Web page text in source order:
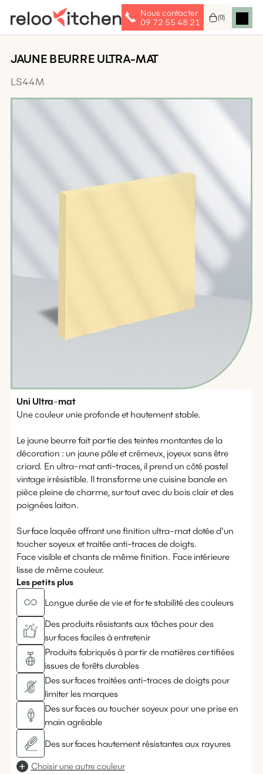
Nous contacter
09 72 55 48 21
(0)
JAUNE BEURRE ULTRA-MAT
LS44M
Uni Ultra-mat
Une couleur unie profonde et hautement stable.
Le jaune beurre fait partie des teintes montantes de la
décoration : un jaune pâle et crémeux, joyeux sans être
criard. En ultra-mat anti-traces, il prend un côté pastel
vintage irrésistible. Il transforme une cuisine banale en
pièce pleine de charme, surtout avec du bois clair et des
poignées laiton.
Surface laquée offrant une finition ultra-mat dotée d'un
toucher soyeux et traitée anti-traces de doigts.
Face visible et chants de même finition. Face intérieure
lisse de même couleur.
Les petits plus
Longue durée de vie et forte stabilité des couleurs
Des produits résistants aux tâches pour des
surfaces faciles à entretenir
Produits fabriqués à partir de matières certifiées
issues de forêts durables
Des surfaces traitées anti-traces de doigts pour
limiter les marques
Des surfaces au toucher soyeux pour une prise en
main agréable
Des surfaces hautement résistantes aux rayures
Choisir une autre couleur